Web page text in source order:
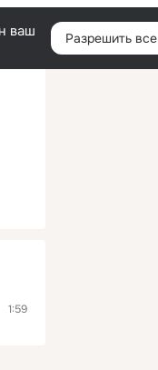
Войти
ваш
Разрешить все
1:59